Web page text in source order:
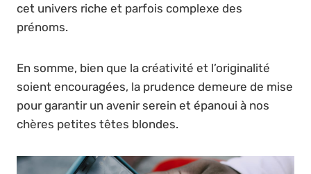
cet univers riche et parfois complexe des
prénoms.
En somme, bien que la créativité et l’originalité
soient encouragées, la prudence demeure de mise
pour garantir un avenir serein et épanoui à nos
chères petites têtes blondes.